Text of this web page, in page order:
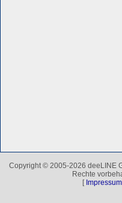
Copyright © 2005-2026 deeLINE
Rechte
[ Impressum